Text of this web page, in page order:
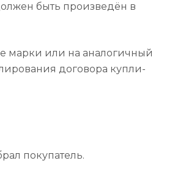
быть произведён в
марки или на аналогичный
договора купли-
покупатель.